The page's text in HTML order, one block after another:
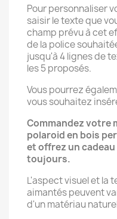
Pour personnaliser
saisir le texte que
champ prévu à cet
de la police
jusqu'à 4 lignes de
les 5 proposés.
Vous pourrez
vous souhaitez
Commandez votre
polaroid en bois
et offrez un
toujours.
L'aspect visuel et la
aimantés peuvent
d'un matériau